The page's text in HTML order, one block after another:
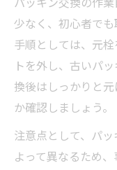
パッキン交換の作
少なく、初心者でも
手順としては、元
トを外し、古いパ
換後はしっかりと
か確認しましょう。
注意点として、パ
よって異なるため